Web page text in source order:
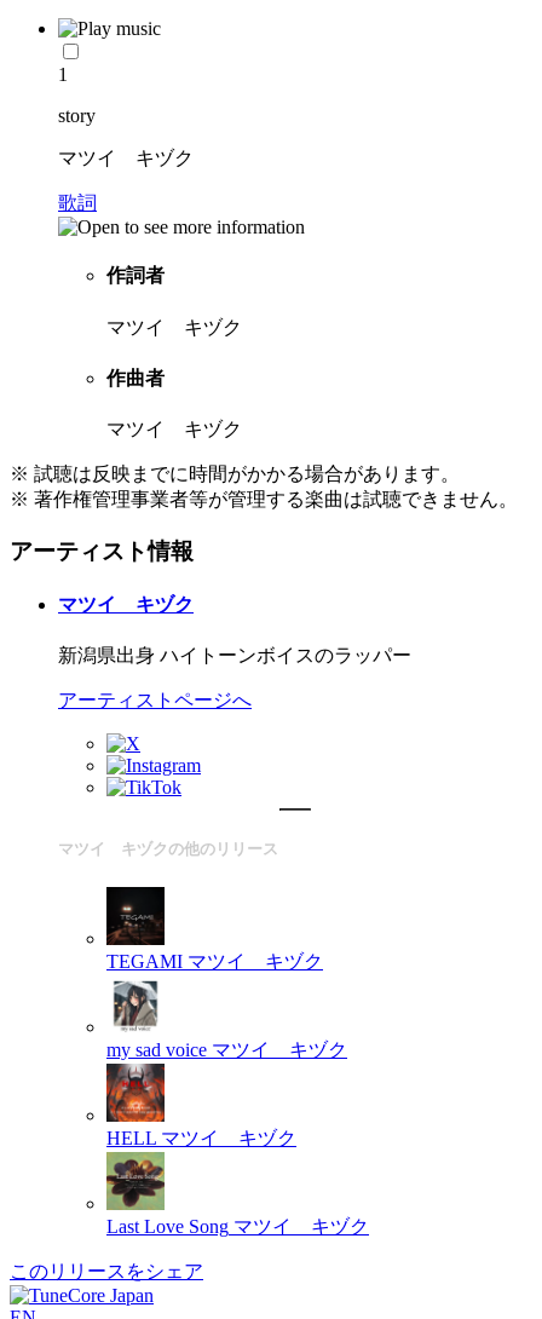
1
story
マツイ キヅク
歌詞
作詞者
マツイ キヅク
作曲者
マツイ キヅク
※ 試聴は反映までに時間がかかる場合があります。
※ 著作権管理事業者等が管理する楽曲は試聴できません。
アーティスト情報
マツイ キヅク
新潟県出身 ハイトーンボイスのラッパー
アーティストページへ
マツイ キヅクの他のリリース
TEGAMI マツイ キヅク
my sad voice マツイ キヅク
HELL マツイ キヅク
Last Love Song マツイ キヅク
このリリースをシェア